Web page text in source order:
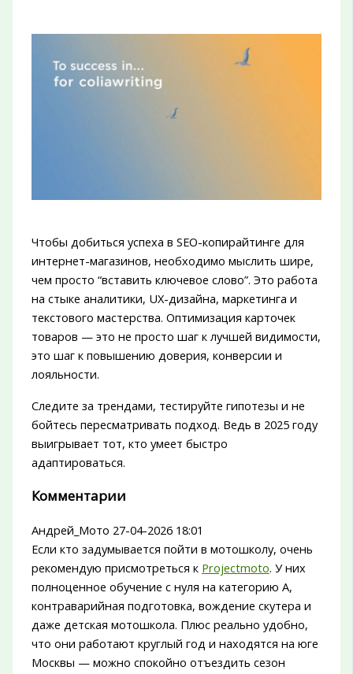
Чтобы добиться успеха в SEO-копирайтинге для
интернет-магазинов, необходимо мыслить шире,
чем просто “вставить ключевое слово”. Это работа
на стыке аналитики, UX-дизайна, маркетинга и
текстового мастерства. Оптимизация карточек
товаров — это не просто шаг к лучшей видимости,
это шаг к повышению доверия, конверсии и
лояльности.
Следите за трендами, тестируйте гипотезы и не
бойтесь пересматривать подход. Ведь в 2025 году
выигрывает тот, кто умеет быстро
адаптироваться.
Комментарии
Андрей_Мото 27-04-2026 18:01
Если кто задумывается пойти в мотошколу, очень
рекомендую присмотреться к Projectmoto. У них
полноценное обучение с нуля на категорию А,
контраварийная подготовка, вождение скутера и
даже детская мотошкола. Плюс реально удобно,
что они работают круглый год и находятся на юге
Москвы — можно спокойно отъездить сезон